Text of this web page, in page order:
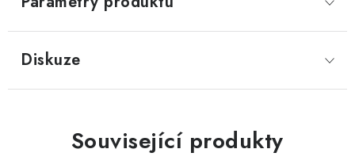
Diskuze
Související produkty